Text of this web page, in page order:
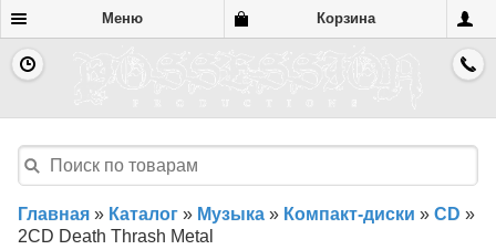
Меню Корзина
Главная » Каталог » Музыка » Компакт-диски » CD »
2CD Death Thrash Metal